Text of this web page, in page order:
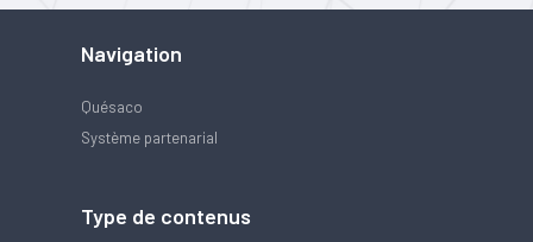
Navigation
Quésaco
Système partenarial
Type de contenus